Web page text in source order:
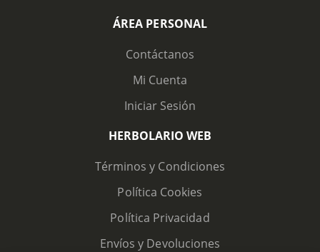
ÁREA PERSONAL
Contáctanos
Mi Cuenta
Iniciar Sesión
HERBOLARIO WEB
Términos y Condiciones
Política Cookies
Política Privacidad
Envíos y Devoluciones